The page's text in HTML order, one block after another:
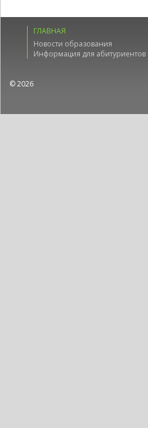
ГЛАВНАЯ
Новости образования
Информация для абитуриентов
© 2026